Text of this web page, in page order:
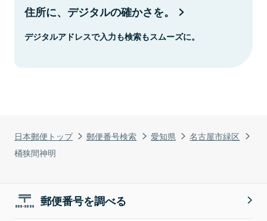
日本郵便トップ 郵便番号検索 愛知県
名古屋市緑区
桶狭間神明
住所に、デジタルの確かさを。
デジタルアドレスで入力も検索もスムーズに。
郵便番号を調べる